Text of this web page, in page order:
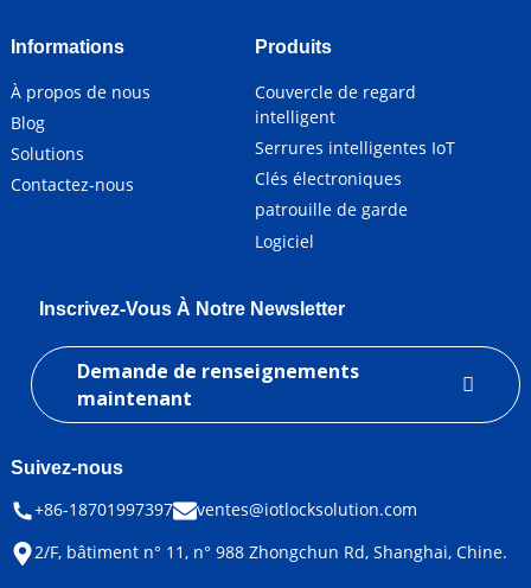
Informations
À propos de nous
Blog
Solutions
Contactez-nous
Produits
Couvercle de regard
intelligent
Serrures intelligentes IoT
Clés électroniques
patrouille de garde
Logiciel
Inscrivez-Vous À Notre Newsletter
Demande de renseignements
maintenant
Suivez-nous
+86-18701997397
ventes@iotlocksolution.com
2/F, bâtiment n° 11, n° 988 Zhongchun Rd, Shanghai, Chine.